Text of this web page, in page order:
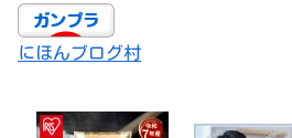
にほんブログ村